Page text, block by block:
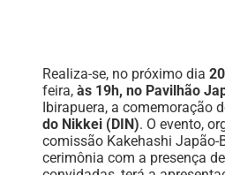
Realiza-se, no próximo dia
feira, às 19h, no Pavilhão
Ibirapuera, a comemoração
do Nikkei (DIN). O evento,
comissão Kakehashi Japão-
cerimônia com a presença